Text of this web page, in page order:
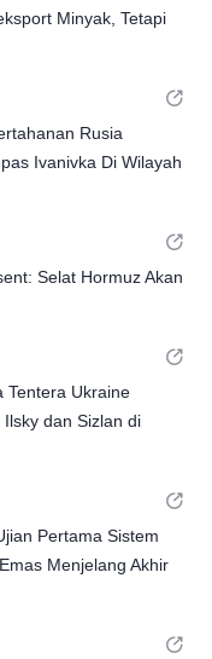
Minyak, Tetapi
Rusia
Ivanivka Di Wilayah
Selat Hormuz Akan
Tentera Ukraine
dan Sizlan di
Pertama Sistem
Menjelang Akhir